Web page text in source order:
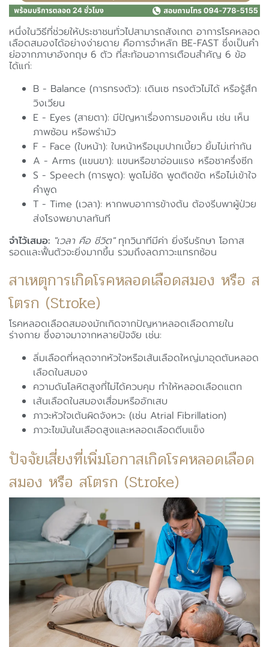
หนึ่งในวิธีที่ช่วยให้ประชาชนทั่วไปสามารถสังเกต อาการโรคหลอด
เลือดสมองได้อย่างง่ายดาย คือการจำหลัก BE-FAST ซึ่งเป็นคำ
ย่อจากภาษาอังกฤษ 6 ตัว ที่สะท้อนอาการเตือนสำคัญ 6 ข้อ
ได้แก่:
B - Balance (การทรงตัว): เดินเซ ทรงตัวไม่ได้ หรือรู้สึก
วิงเวียน
E - Eyes (สายตา): มีปัญหาเรื่องการมองเห็น เช่น เห็น
ภาพซ้อน หรือพร่ามัว
F - Face (ใบหน้า): ใบหน้าหรือมุมปากเบี้ยว ยิ้มไม่เท่ากัน
A - Arms (แขนขา): แขนหรือขาอ่อนแรง หรือชาครึ่งซีก
S - Speech (การพูด): พูดไม่ชัด พูดติดขัด หรือไม่เข้าใจ
คำพูด
T - Time (เวลา): หากพบอาการข้างต้น ต้องรีบพาผู้ป่วย
ส่งโรงพยาบาลทันที
จำไว้เสมอ: "เวลา คือ ชีวิต"ทุกวินาทีมีค่า ยิ่งรีบรักษา โอกาส
รอดและฟื้นตัวจะยิ่งมากขึ้น รวมถึงลดภาวะแทรกซ้อน
สาเหตุการเกิดโรคหลอดเลือดสมอง หรือ ส
โตรก (Stroke)
โรคหลอดเลือดสมองมักเกิดจากปัญหาหลอดเลือดภายใน
ร่างกาย ซึ่งอาจมาจากหลายปัจจัย เช่น:
ลิ่มเลือดที่หลุดจากหัวใจหรือเส้นเลือดใหญ่มาอุดตันหลอด
เลือดในสมอง
ความดันโลหิตสูงที่ไม่ได้ควบคุม ทำให้หลอดเลือดแตก
เส้นเลือดในสมองเสื่อมหรืออักเสบ
ภาวะหัวใจเต้นผิดจังหวะ (เช่น Atrial Fibrillation)
ภาวะไขมันในเลือดสูงและหลอดเลือดตีบแข็ง
ปัจจัยเสี่ยงที่เพิ่มโอกาสเกิดโรคหลอดเลือด
สมอง หรือ สโตรก (Stroke)